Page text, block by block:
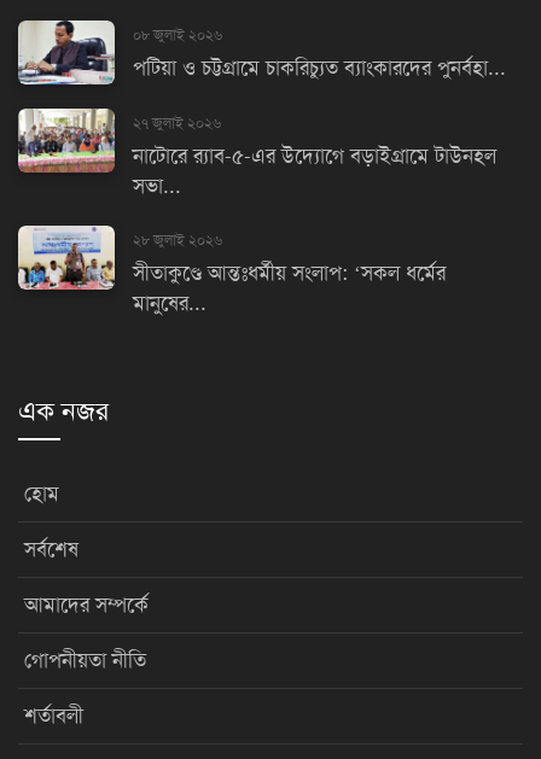
০৮ জুলাই ২০২৬
পটিয়া ও চট্টগ্রামে চাকরিচ্যুত ব্যাংকারদের পুনর্বহা...
২৭ জুলাই ২০২৬
নাটোরে র‌্যাব-৫-এর উদ্যোগে বড়াইগ্রামে টাউনহল
সভা...
২৮ জুলাই ২০২৬
সীতাকুণ্ডে আন্তঃধর্মীয় সংলাপ: ‘সকল ধর্মের
মানুষের...
এক নজর
হোম
সর্বশেষ
আমাদের সম্পর্কে
গোপনীয়তা নীতি
শর্তাবলী